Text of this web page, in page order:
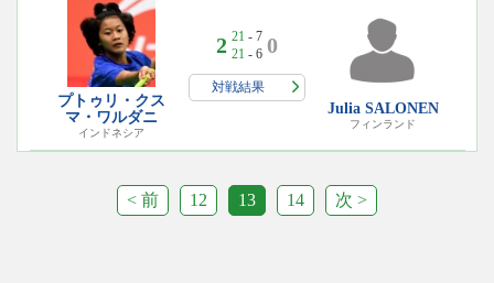
プトゥリ・クス
マ・ワルダニ
インドネシア
2 21 - 7
21 - 6 0
対戦結果
Julia SALONEN
フィンランド
< 前 12 13 14 次 >